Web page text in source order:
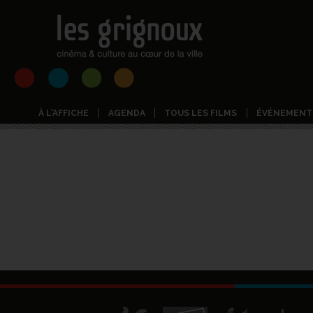
À L'AFFICHE AGENDA TOUS LES FILMS